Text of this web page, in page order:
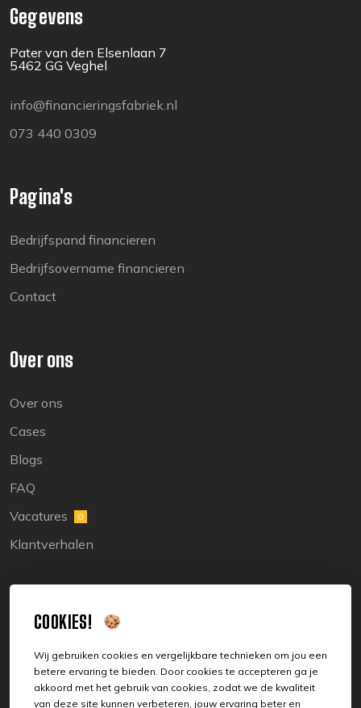
Gegevens
Pater van den Elsenlaan 7
5462 GG Veghel
info@financieringsfabriek.nl
073 440 0309
Pagina's
Bedrijfspand financieren
Bedrijfsovername financieren
Contact
Over ons
Over ons
Cases
Blogs
FAQ
Vacatures
0
Klantverhalen
Sitemap
Privacy
COOKIES!
Wij gebruiken cookies en vergelijkbare technieken om jou een
betere ervaring te bieden. Door cookies te accepteren ga je
akkoord met het gebruik van cookies, zodat we de kwaliteit
van deze site kunnen verbeteren, jouw ervaring beter en